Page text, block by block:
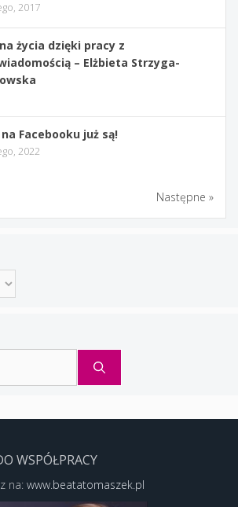
2017
życia dzięki pracy z
– Elżbieta Strzyga-
Facebooku już są!
2022
Następne »
WSPÓŁPRACY
na: www.beatatomaszek.pl